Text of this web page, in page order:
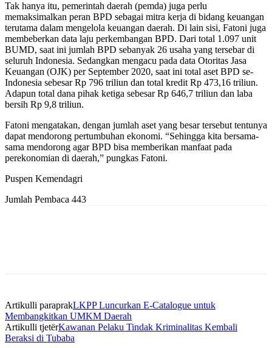
Tak hanya itu, pemerintah daerah (pemda) juga perlu
memaksimalkan peran BPD sebagai mitra kerja di bidang keuangan
terutama dalam mengelola keuangan daerah. Di lain sisi, Fatoni juga
membeberkan data laju perkembangan BPD. Dari total 1.097 unit
BUMD, saat ini jumlah BPD sebanyak 26 usaha yang tersebar di
seluruh Indonesia. Sedangkan mengacu pada data Otoritas Jasa
Keuangan (OJK) per September 2020, saat ini total aset BPD se-
Indonesia sebesar Rp 796 triliun dan total kredit Rp 473,16 triliun.
Adapun total dana pihak ketiga sebesar Rp 646,7 triliun dan laba
bersih Rp 9,8 triliun.
Fatoni mengatakan, dengan jumlah aset yang besar tersebut tentunya
dapat mendorong pertumbuhan ekonomi. “Sehingga kita bersama-
sama mendorong agar BPD bisa memberikan manfaat pada
perekonomian di daerah,” pungkas Fatoni.
Puspen Kemendagri
Jumlah Pembaca 443
Artikulli paraprakLKPP Luncurkan E-Catalogue untuk
Membangkitkan UMKM Daerah
Artikulli tjetërKawanan Pelaku Tindak Kriminalitas Kembali
Beraksi di Tubaba